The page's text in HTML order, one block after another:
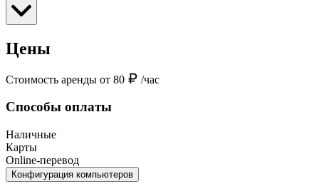
Цены
Стоимость аренды от 80 /час
Способы оплаты
Наличные
Карты
Online-перевод
Конфигурация компьютеров